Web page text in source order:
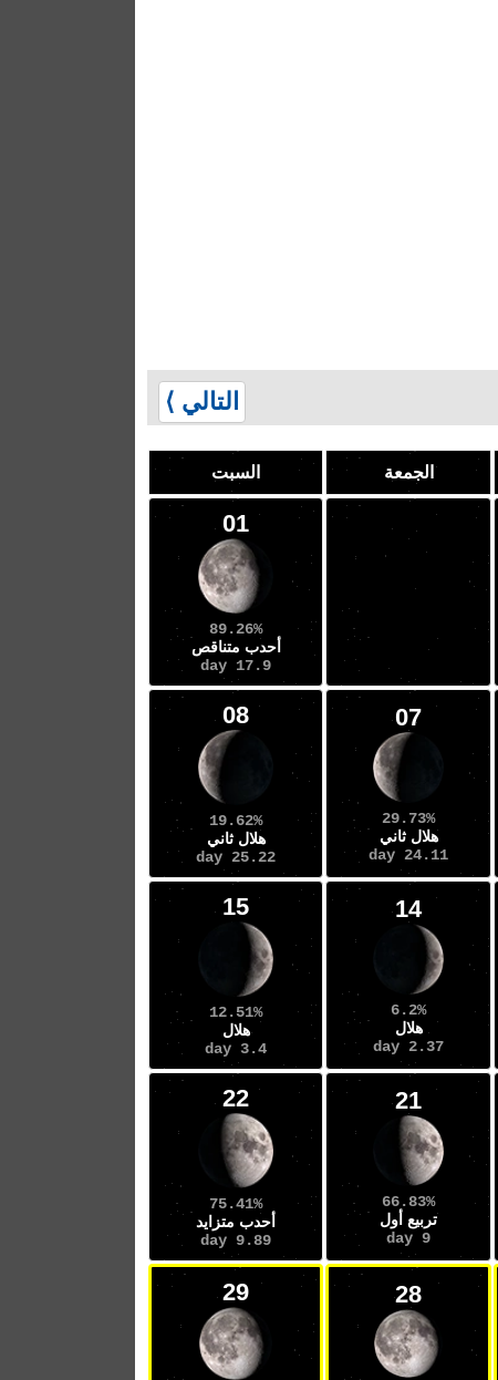
التالي ⟩
الجمعة السبت
01
89.26%
أحدب متناقص
17.9 day
07
29.73%
هلال ثاني
24.11 day
08
19.62%
هلال ثاني
25.22 day
14
6.2%
هلال
2.37 day
15
12.51%
هلال
3.4 day
21
66.83%
تربيع أول
9 day
22
75.41%
أحدب متزايد
9.89 day
28
29